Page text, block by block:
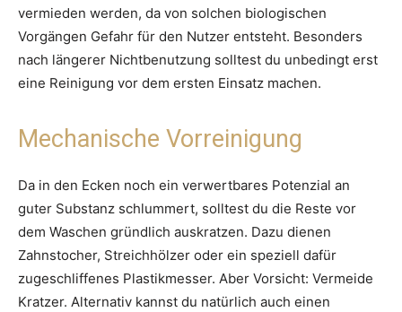
vermieden werden, da von solchen biologischen
Vorgängen Gefahr für den Nutzer entsteht. Besonders
nach längerer Nichtbenutzung solltest du unbedingt erst
eine Reinigung vor dem ersten Einsatz machen.
Mechanische Vorreinigung
Da in den Ecken noch ein verwertbares Potenzial an
guter Substanz schlummert, solltest du die Reste vor
dem Waschen gründlich auskratzen. Dazu dienen
Zahnstocher, Streichhölzer oder ein speziell dafür
zugeschliffenes Plastikmesser. Aber Vorsicht: Vermeide
Kratzer. Alternativ kannst du natürlich auch einen